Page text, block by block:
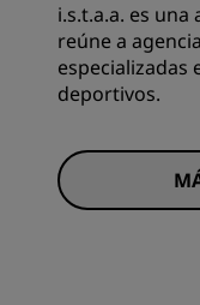
i.s.t.a.a. es
reúne a
especializadas
deportivos.